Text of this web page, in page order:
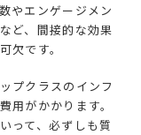
やエンゲージメン
ど、間接的な効果
欠です。
ップクラスのインフ
用がかかります。
って、必ずしも質